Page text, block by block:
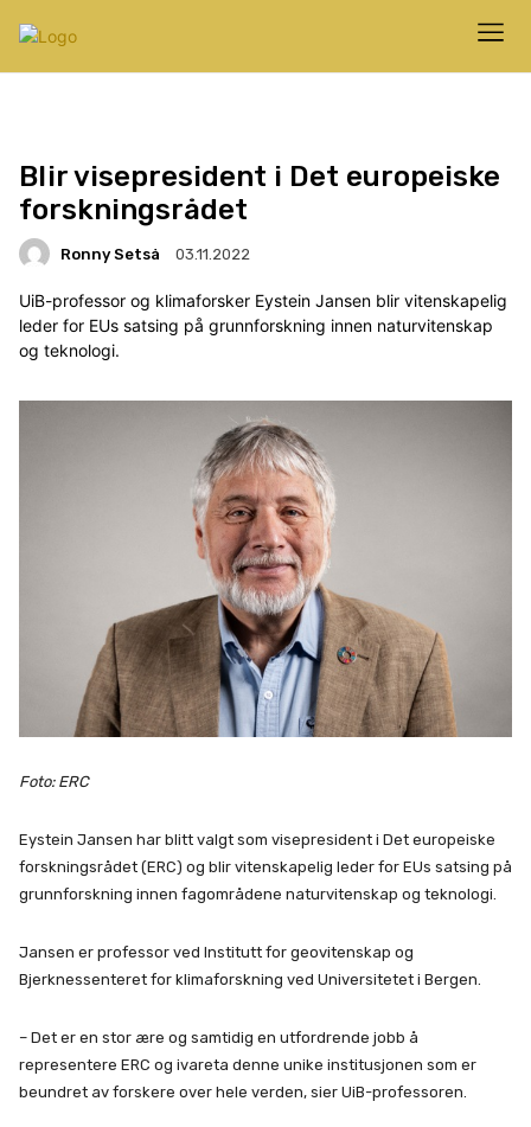
Blir visepresident i Det europeiske
forskningsrådet
Ronny Setså 03.11.2022
UiB-professor og klimaforsker Eystein Jansen blir vitenskapelig
leder for EUs satsing på grunnforskning innen naturvitenskap
og teknologi.
Foto: ERC
Eystein Jansen har blitt valgt som visepresident i Det europeiske
forskningsrådet (ERC) og blir vitenskapelig leder for EUs satsing på
grunnforskning innen fagområdene naturvitenskap og teknologi.
Jansen er professor ved Institutt for geovitenskap og
Bjerknessenteret for klimaforskning ved Universitetet i Bergen.
– Det er en stor ære og samtidig en utfordrende jobb å
representere ERC og ivareta denne unike institusjonen som er
beundret av forskere over hele verden, sier UiB-professoren.